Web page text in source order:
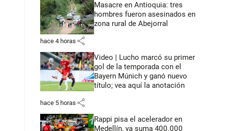
Masacre en Antioquia: tres
hombres fueron asesinados en
zona rural de Abejorral
hace 4 horas share
Video | Lucho marcó su primer
gol de la temporada con el
Bayern Múnich y ganó nuevo
título; vea aquí la anotación
hace 5 horas share
Rappi pisa el acelerador en
Medellín, ya suma 400.000